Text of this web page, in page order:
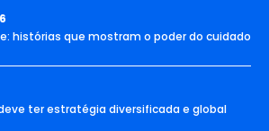
histórias que mostram o poder do cuidado
ter estratégia diversificada e global